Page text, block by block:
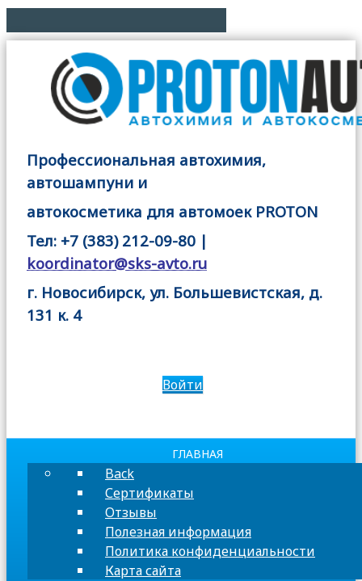
Профессиональная автохимия,
автошампуни и
автокосметика для автомоек PROTON
Тел: +7 (383) 212-09-80 |
koordinator@sks-avto.ru
г. Новосибирск, ул. Большевистская, д.
131 к. 4
Войти
ГЛАВНАЯ
Back
Сертификаты
Отзывы
Полезная информация
Политика конфиденциальности
Карта сайта